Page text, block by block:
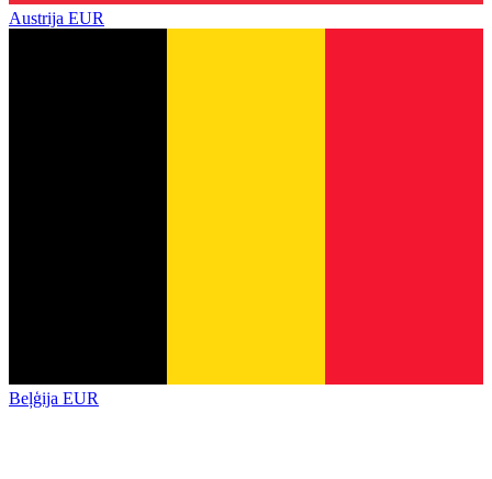
Austrija EUR
Beļģija EUR